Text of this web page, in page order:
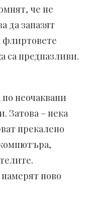
че не
да запазят
флиртовете
са предпазливи.
неочаквани
Затова – нека
прекалено
ново